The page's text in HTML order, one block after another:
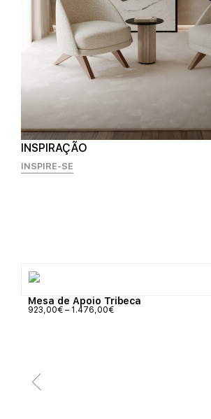
INSPIRAÇÃO
INSPIRE-SE
Mesa de Apoio Tribeca
923,00€ – 1.476,00€